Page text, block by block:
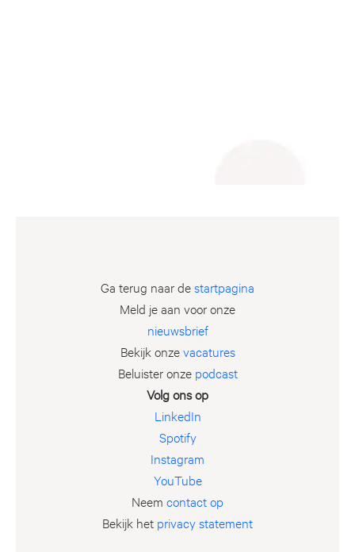
Ga terug naar destartpagina
Meld je aan voor onze
nieuwsbrief
Bekijk onzevacatures
Beluister onze podcast
Volg ons op
LinkedIn
Spotify
Instagram
YouTube
Neem contact op
Bekijk het privacy statement